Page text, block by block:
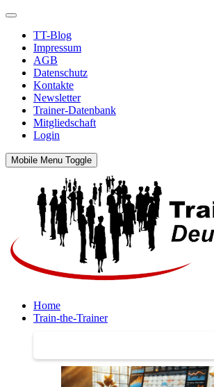
TT-Blog
Impressum
AGB
Datenschutz
Kontakte
Newsletter
Trainer-Datenbank
Mitgliedschaft
Login
Mobile Menu Toggle
Home
Train-the-Trainer